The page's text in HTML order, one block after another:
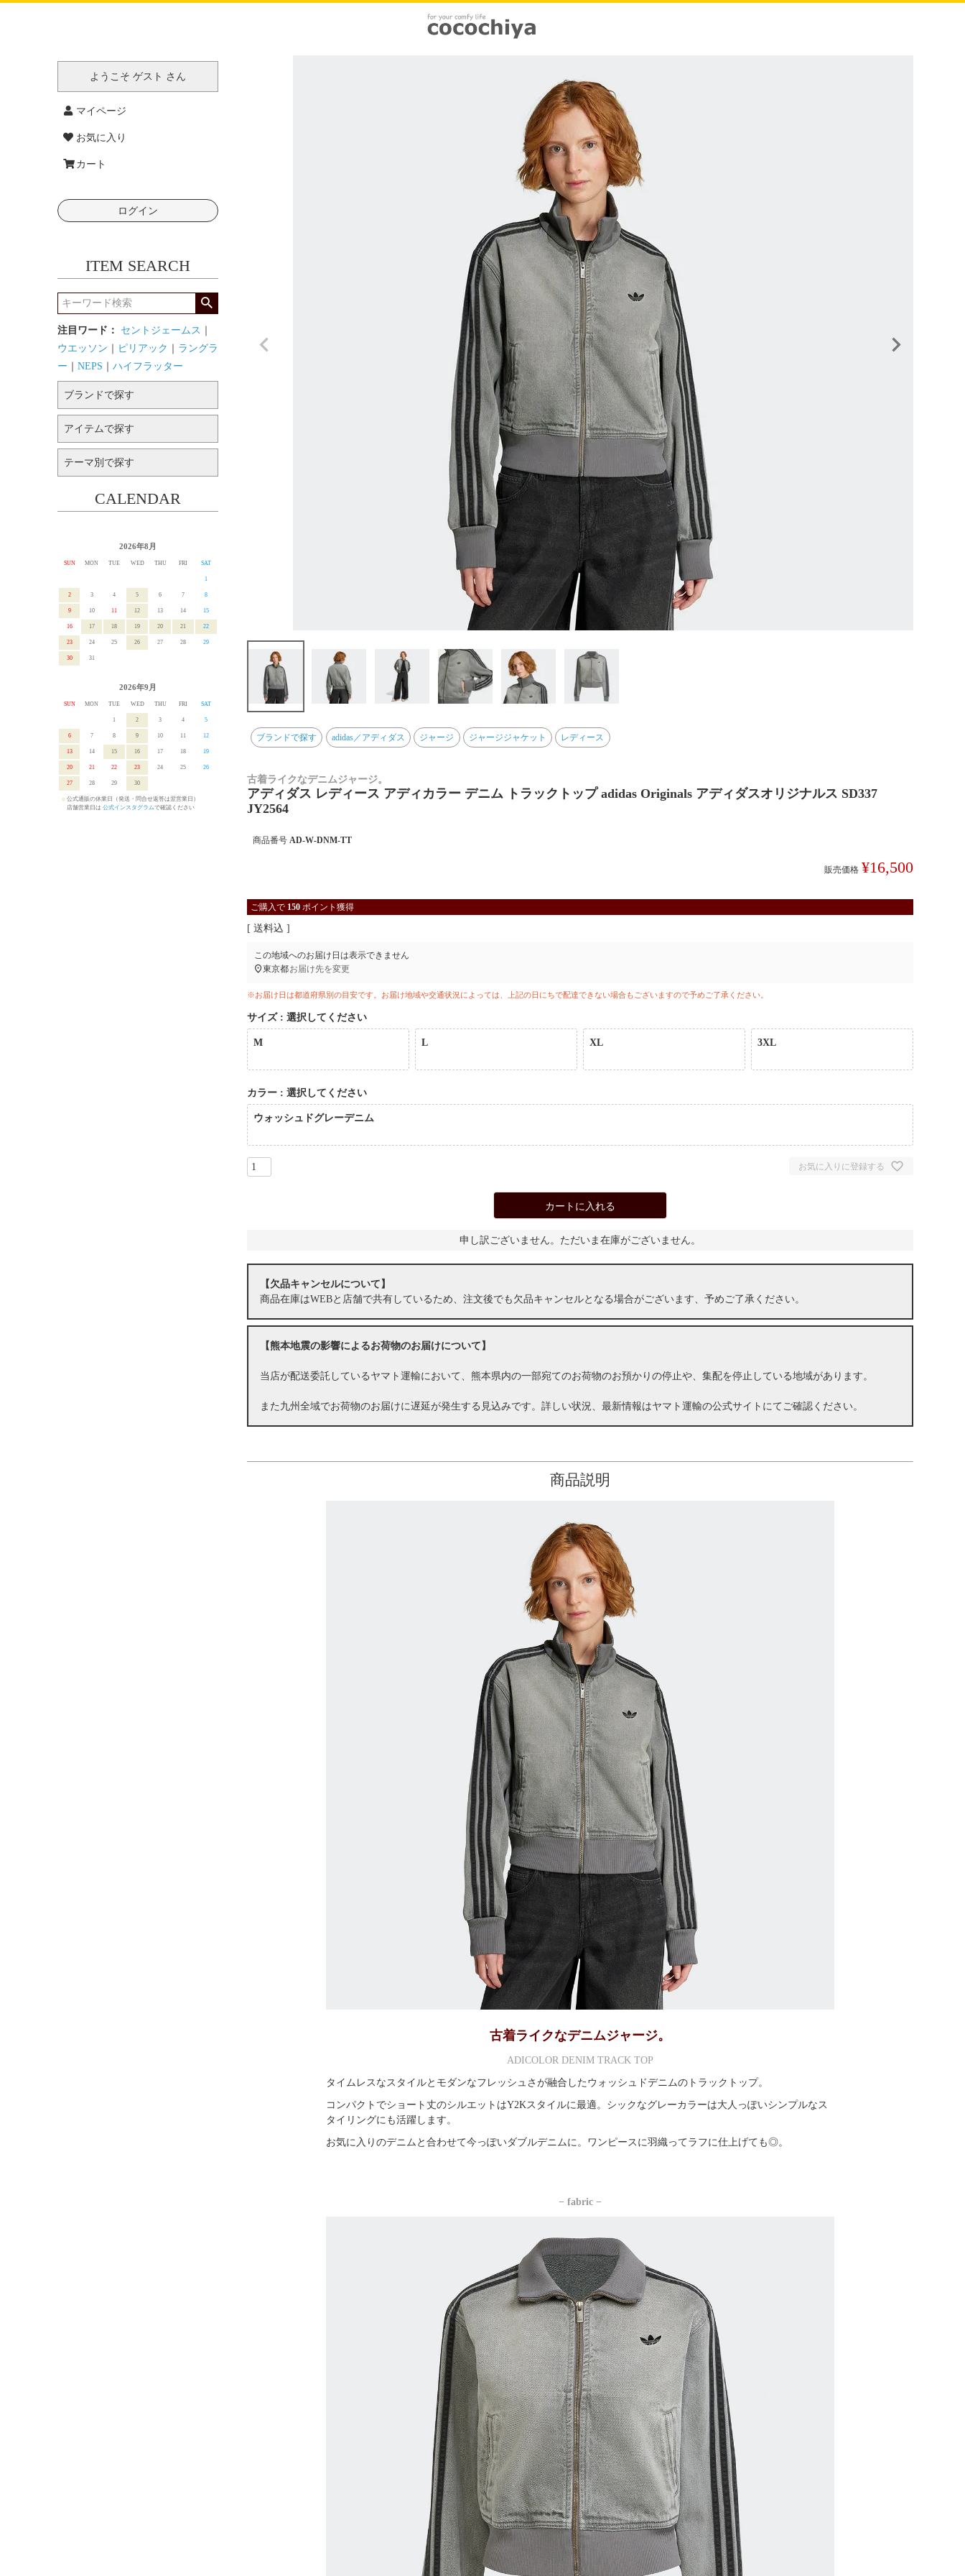
ようこそ ゲスト さん
マイページ
お気に入り
カート
ログイン
ITEM SEARCH
注目ワード： セントジェームス ｜
ウエッソン ｜ ピリアック ｜ ラングラ
ー ｜ NEPS ｜ ハイフラッター
ブランドで探す
アイテムで探す
テーマ別で探す
CALENDAR
2026年8月
SUN MON TUE WED THU FRI SAT
1
2 3 4 5 6 7 8
9 10 11 12 13 14 15
16 17 18 19 20 21 22
23 24 25 26 27 28 29
30 31
2026年9月
SUN MON TUE WED THU FRI SAT
1 2 3 4 5
6 7 8 9 10 11 12
13 14 15 16 17 18 19
20 21 22 23 24 25 26
27 28 29 30
■ 公式通販の休業日（発送・問合せ返答は翌営業日）
店舗営業日は 公式インスタグラムで確認ください
ブランドで探す adidas／アディダス ジャージ ジャージジャケット レディース
古着ライクなデニムジャージ。
アディダス レディース アディカラー デニム トラックトップ adidas Originals アディダスオリジナルス SD337
JY2564
商品番号 AD-W-DNM-TT
販売価格 ¥16,500
ご購入で 150 ポイント獲得
送料込
この地域へのお届け日は表示できません
東京都お届け先を変更
※お届け日は都道府県別の目安です。お届け地域や交通状況によっては、上記の日にちで配達できない場合もございますので予めご了承ください。
サイズ 選択してください
M L XL 3XL
カラー 選択してください
ウォッシュドグレーデニム
お気に入りに登録する
カートに入れる
申し訳ございません。ただいま在庫がございません。
【欠品キャンセルについて】
商品在庫はWEBと店舗で共有しているため、注文後でも欠品キャンセルとなる場合がございます、予めご了承ください。
【熊本地震の影響によるお荷物のお届けについて】
当店が配送委託しているヤマト運輸において、熊本県内の一部宛てのお荷物のお預かりの停止や、集配を停止している地域があります。
また九州全域でお荷物のお届けに遅延が発生する見込みです。詳しい状況、最新情報はヤマト運輸の公式サイトにてご確認ください。
商品説明
古着ライクなデニムジャージ。
ADICOLOR DENIM TRACK TOP
タイムレスなスタイルとモダンなフレッシュさが融合したウォッシュドデニムのトラックトップ。
コンパクトでショート丈のシルエットはY2Kスタイルに最適。シックなグレーカラーは大人っぽいシンプルなス
タイリングにも活躍します。
お気に入りのデニムと合わせて今っぽいダブルデニムに。ワンピースに羽織ってラフに仕上げても◎。
− fabric −